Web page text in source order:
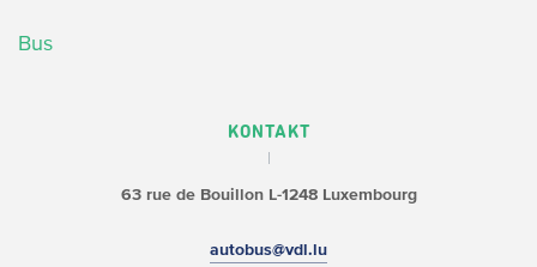
Bus
KONTAKT
63 rue de BouillonL-1248 Luxembourg
autobus@vdl.lu